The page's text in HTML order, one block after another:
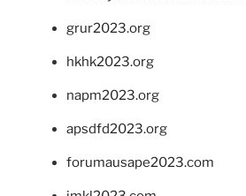
grur2023.org
hkhk2023.org
napm2023.org
apsdfd2023.org
forumausape2023.com